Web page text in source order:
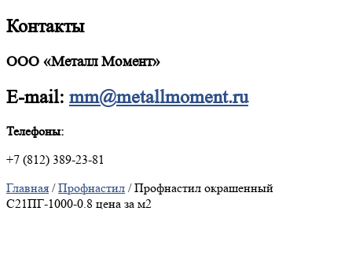
Контакты
ООО «Металл Момент»
E-mail: mm@metallmoment.ru
Телефоны:
+7 (812) 389-23-81
Главная /Профнастил / Профнастил окрашенный
С21ПГ-1000-0.8 цена за м2